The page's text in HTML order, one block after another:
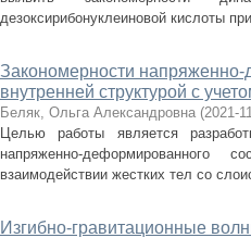
дезоксирибонуклеиновой кислоты
Закономерности напряженно-
внутренней структурой с
Беляк, Ольга Александровна (2021-
Целью работы является
напряженно-деформированного
взаимодействии жестких тел со
Изгибно-гравитационные